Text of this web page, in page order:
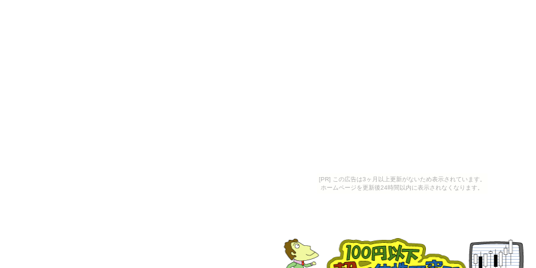
[PR] この広告は3ヶ月以上更新がないため表示されています。
ホームページを更新後24時間以内に表示されなくなります。